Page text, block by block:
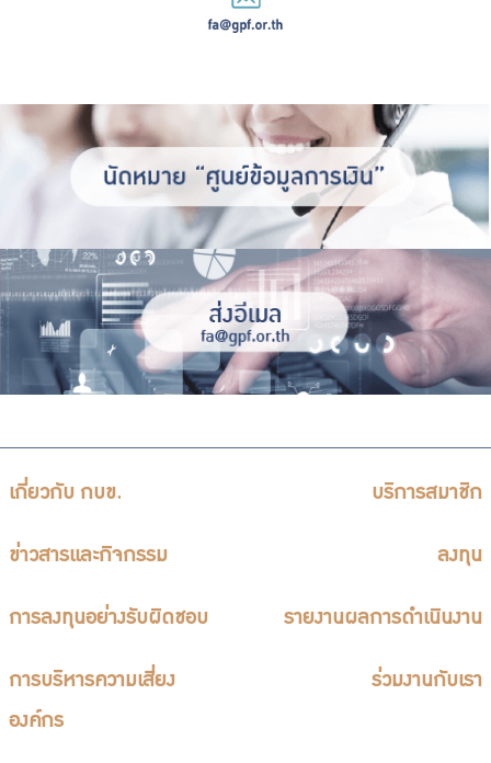
เกี่ยวกับ กบข. บริการสมาชิก
ข่าวสารและกิจกรรม ลงทุน
การลงทุนอย่างรับผิดชอบ รายงานผลการดำเนินงาน
การบริหารความเสี่ยง
องค์กร
ร่วมงานกับเรา